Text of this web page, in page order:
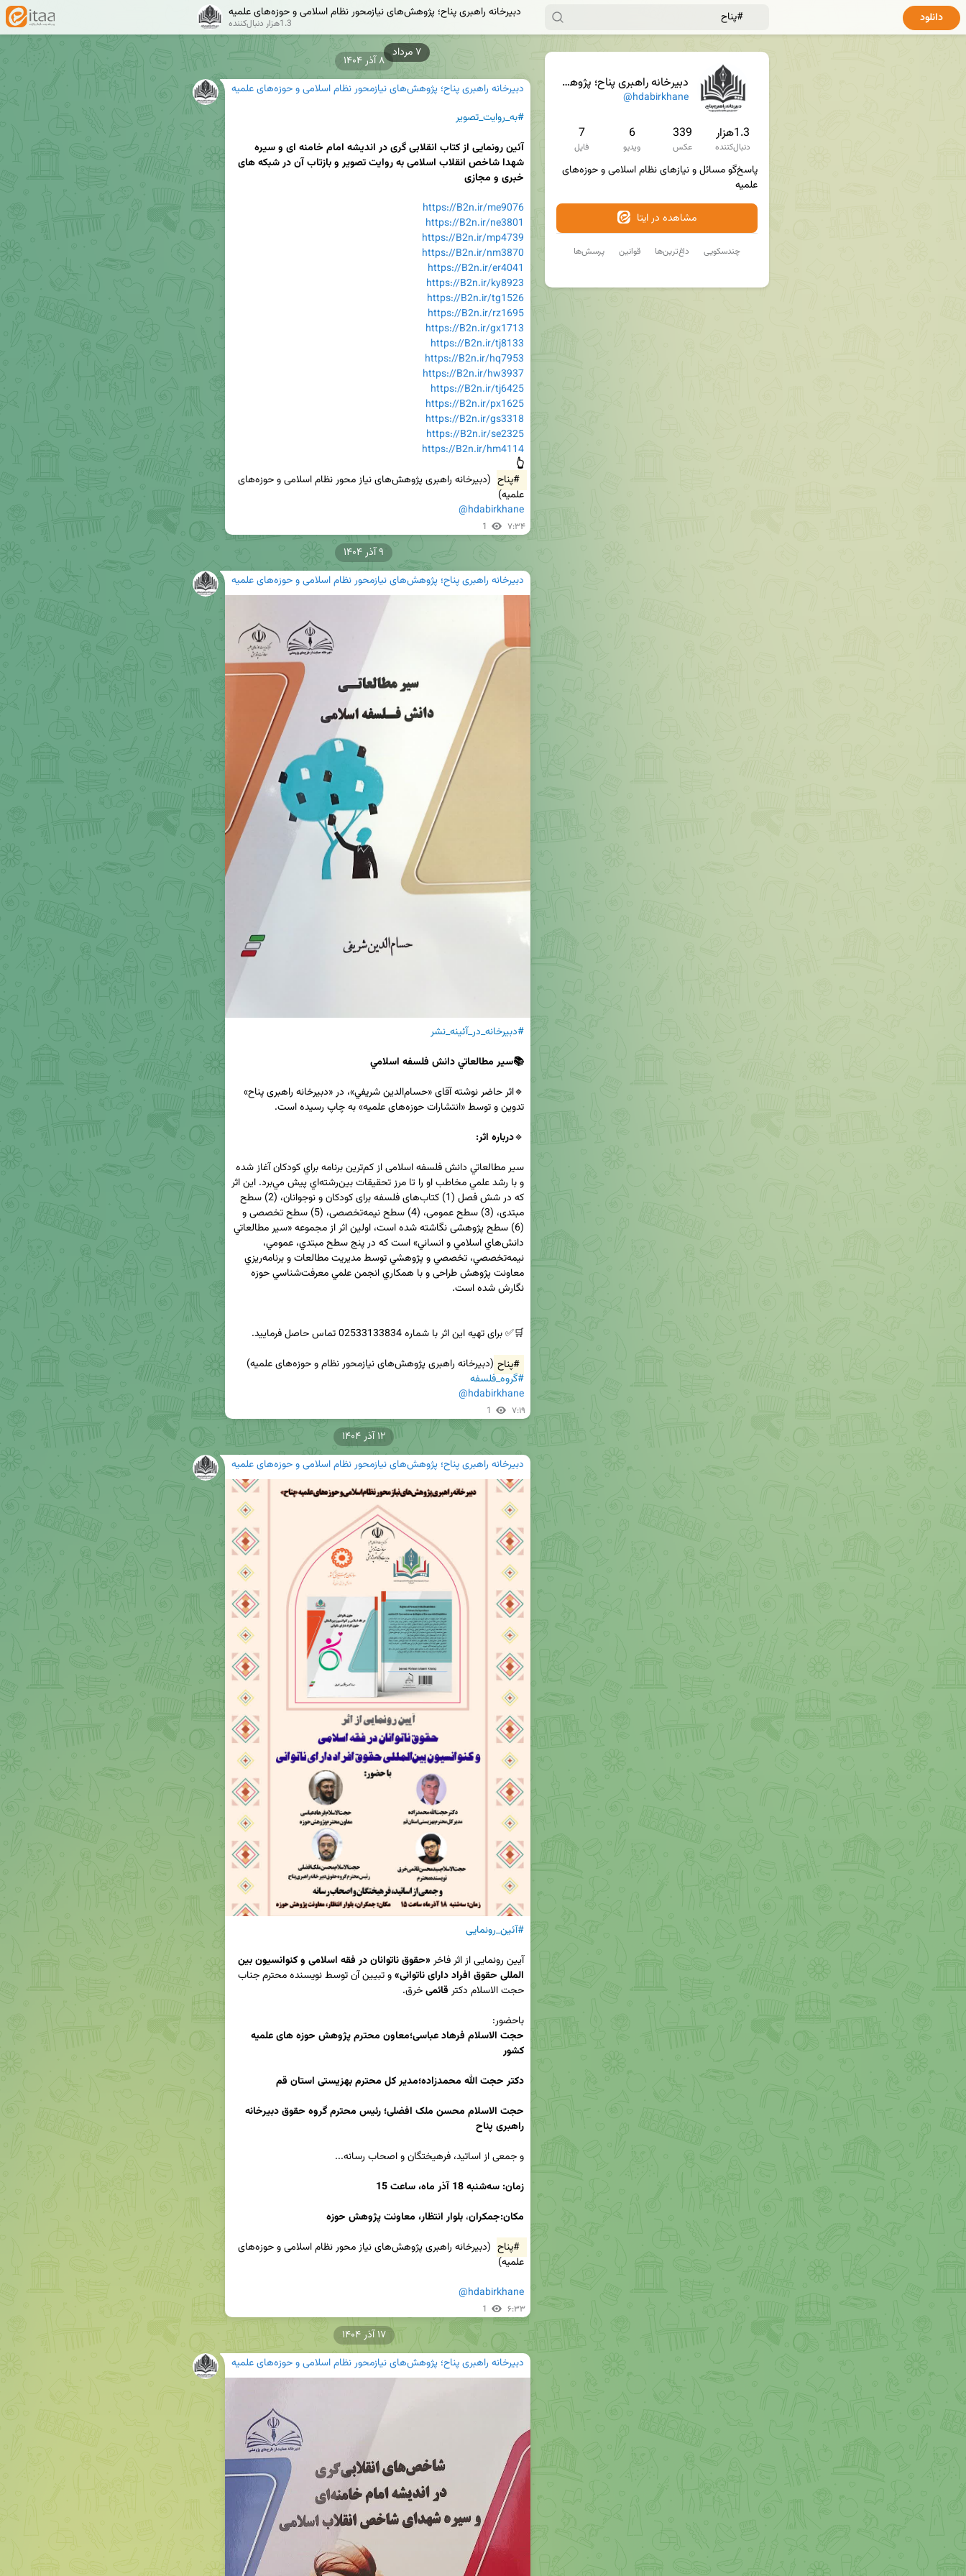
دبیرخانه راهبری پناح؛ پژوهش‌های نیازمحور نظام اسلامی و حوزه‌های علمیه
@hdabirkhane
1.3هزار
دنبال‌کننده
339
عکس
6
ویدیو
7
فایل
علمیه
مشاهده در ایتا
پرسش‌ها قوانین داغ‌ترین‌ها چندسکویی
دبیرخانه راهبری پناح؛ پژوهش‌های نیازمحور نظام اسلامی و حوزه‌های علمیه
1.3هزار دنبال‌کننده دانلود
دبیرخانه راهبری پناح؛ پژوهش‌های نیازمحور نظام اسلامی و حوزه‌های علمیه
#به_روایت_تصویر
خبری و مجازی
https://B2n.ir/me9076
https://B2n.ir/ne3801
https://B2n.ir/mp4739
https://B2n.ir/nm3870
https://B2n.ir/er4041
https://B2n.ir/ky8923
https://B2n.ir/tg1526
https://B2n.ir/rz1695
https://B2n.ir/gx1713
https://B2n.ir/tj8133
https://B2n.ir/hq7953
https://B2n.ir/hw3937
https://B2n.ir/tj6425
https://B2n.ir/px1625
https://B2n.ir/gs3318
https://B2n.ir/se2325
https://B2n.ir/hm4114
👆
#پناح
علمیه)
@hdabirkhane
1 ۷:۳۴
۸ آذر ۱۴۰۴
دبیرخانه راهبری پناح؛ پژوهش‌های نیازمحور نظام اسلامی و حوزه‌های علمیه
#دبیرخانه_در_آئینه_نشر
🔹درباره اثر:
#پناح (دبیرخانه راهبری پژوهش‌های نیازمحور نظام و حوزه‌های علمیه)
#گروه_فلسفه
@hdabirkhane
1 ۷:۱۹
۹ آذر ۱۴۰۴
دبیرخانه راهبری پناح؛ پژوهش‌های نیازمحور نظام اسلامی و حوزه‌های علمیه
#آئین_رونمایی
آیین رونمایی از اثر فاخر
المللی حقوق افراد دارای ناتوانی»
حجت الاسلام دکتر قائمی
باحضور:
کشور
دکتر حجت الله محمدزاده؛مدیر کل محترم بهزیستی استان قم
حجت الاسلام محسن
راهبری پناح
زمان: سه‌شنبه 18 آذر ماه، ساعت 15
مکان:جمکران، بلوار انتظار، معاونت پژوهش حوزه
#پناح
@hdabirkhane
1 ۶:۳۳
۱۲ آذر ۱۴۰۴
دبیرخانه راهبری پناح؛ پژوهش‌های نیازمحور نظام اسلامی و حوزه‌های علمیه
۱۷ آذر ۱۴۰۴